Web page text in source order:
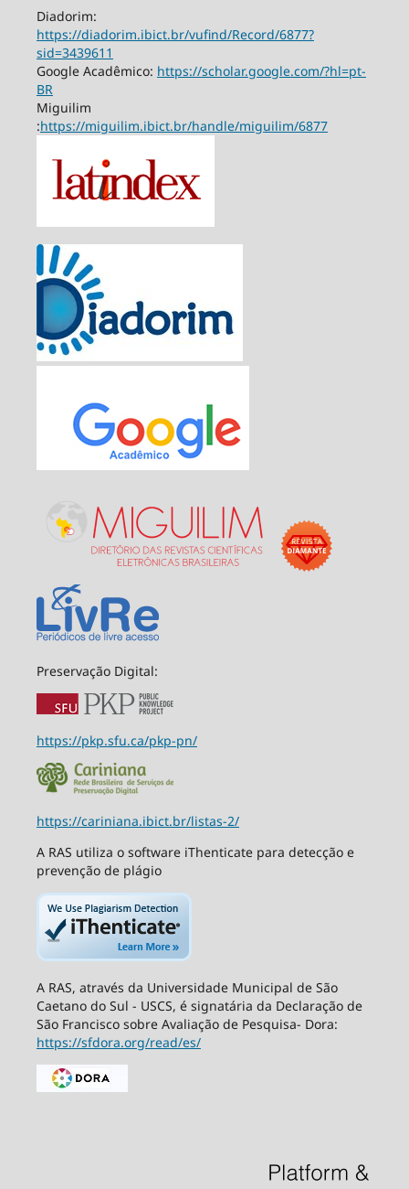
Diadorim:
https://diadorim.ibict.br/vufind/Record/6877?
sid=3439611
Google Acadêmico: https://scholar.google.com/?hl=pt-
BR
Miguilim
:https://miguilim.ibict.br/handle/miguilim/6877
Preservação Digital:
https://pkp.sfu.ca/pkp-pn/
https://cariniana.ibict.br/listas-2/
A RAS utiliza o software iThenticate para detecção e
prevenção de plágio
A RAS, através da Universidade Municipal de São
Caetano do Sul - USCS, é signatária da Declaração de
São Francisco sobre Avaliação de Pesquisa- Dora:
https://sfdora.org/read/es/